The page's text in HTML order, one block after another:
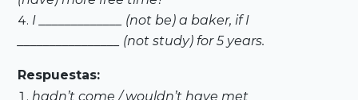
I _____________ (not be) a baker, if I
________________ (not study) for 5 years.
Respuestas:
hadn’t come / wouldn’t have met